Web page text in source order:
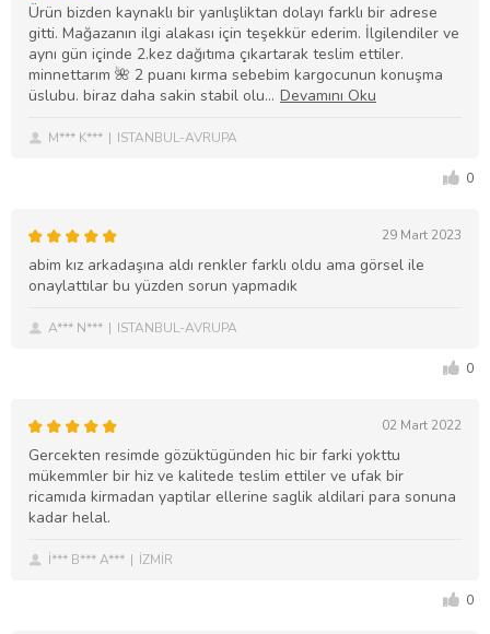
Ürün bizden kaynaklı bir yanlışliktan dolayı farklı bir adrese
gitti. Mağazanın ilgi alakası için teşekkür ederim. İlgilendiler ve
aynı gün içinde 2.kez dağıtıma çıkartarak teslim ettiler.
minnettarım 🌺 2 puanı kırma sebebim kargocunun konuşma
üslubu. biraz daha sakin stabil olu
M*** K*** ISTANBUL-AVRUPA
0
29 Mart 2023
abim kız arkadaşına aldı renkler farklı oldu ama görsel ile
onaylattılar bu yüzden sorun yapmadık
A*** N*** ISTANBUL-AVRUPA
0
02 Mart 2022
Gercekten resimde gözüktügünden hic bir farki yokttu
mükemmler bir hiz ve kalitede teslim ettiler ve ufak bir
ricamıda kirmadan yaptilar ellerine saglik aldilari para sonuna
kadar helal.
İ*** B*** A*** İZMİR
0